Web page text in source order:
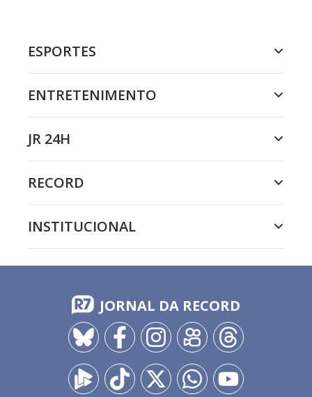
ESPORTES
ENTRETENIMENTO
JR 24H
RECORD
INSTITUCIONAL
JORNAL DA RECORD